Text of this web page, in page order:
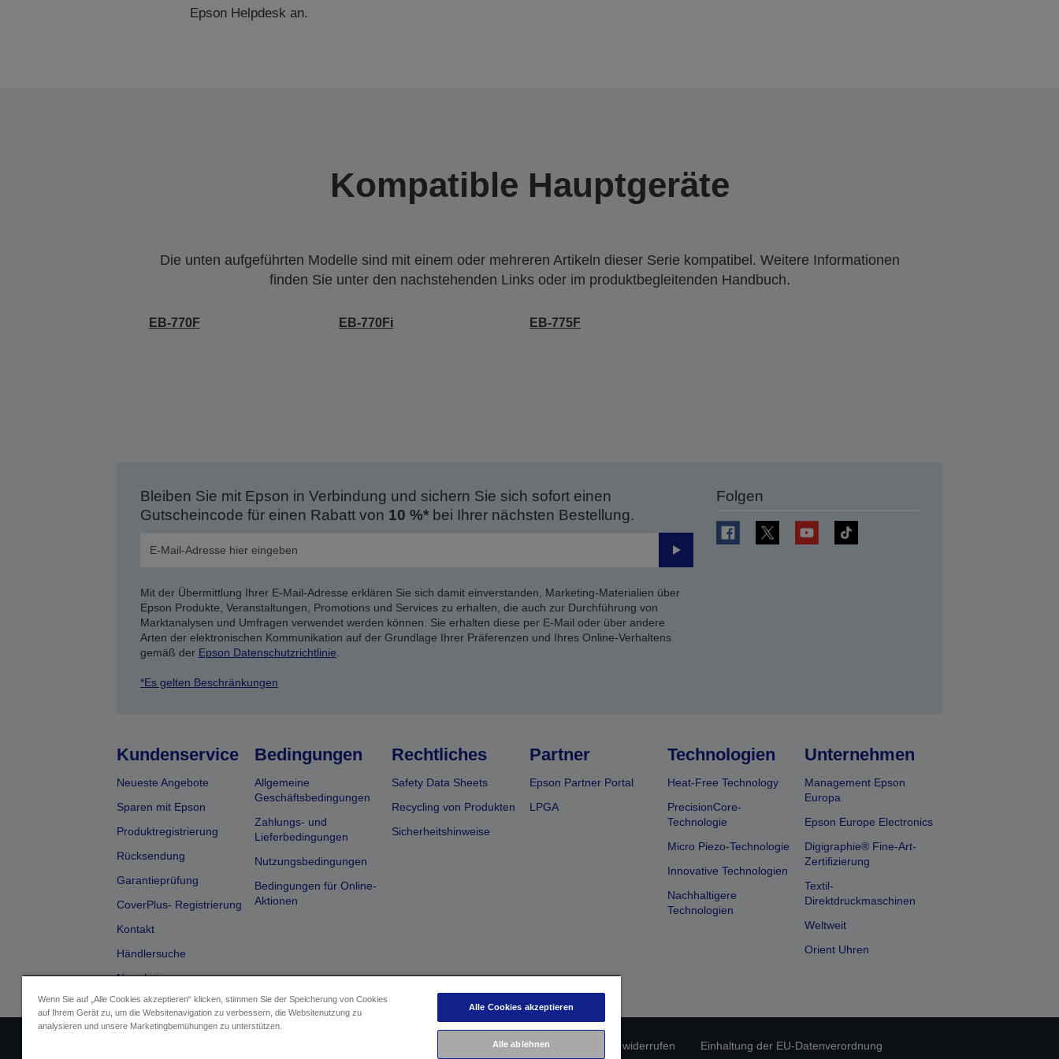
Epson Helpdesk an.
Kompatible Hauptgeräte
Die unten aufgeführten Modelle sind mit einem oder mehreren Artikeln dieser Serie kompatibel. Weitere Informationen
finden Sie unter den nachstehenden Links oder im produktbegleitenden Handbuch.
EB-770F EB-770Fi EB-775F
Bleiben Sie mit Epson in Verbindung und sichern Sie sich sofort einen
Gutscheincode für einen Rabatt von 10 %*bei Ihrer nächsten Bestellung.
Senden
Mit der Übermittlung Ihrer E-Mail-Adresse erklären Sie sich damit einverstanden, Marketing-Materialien über
Epson Produkte, Veranstaltungen, Promotions und Services zu erhalten, die auch zur Durchführung von
Marktanalysen und Umfragen verwendet werden können. Sie erhalten diese per E-Mail oder über andere
Arten der elektronischen Kommunikation auf der Grundlage Ihrer Präferenzen und Ihres Online-Verhaltens
gemäß der Epson Datenschutzrichtlinie
*Es gelten Beschränkungen
Folgen
Kundenservice
Neueste Angebote
Sparen mit Epson
Produktregistrierung
Rücksendung
Garantieprüfung
CoverPlus- Registrierung
Kontakt
Händlersuche
Newsletter
Bedingungen
Allgemeine
Geschäftsbedingungen
Zahlungs- und
Lieferbedingungen
Nutzungsbedingungen
Bedingungen für Online-
Aktionen
Rechtliches
Safety Data Sheets
Recycling von Produkten
Sicherheitshinweise
Partner
Epson Partner Portal
LPGA
Technologien
Heat-Free Technology
PrecisionCore-
Technologie
Micro Piezo-Technologie
Innovative Technologien
Nachhaltigere
Technologien
Unternehmen
Management Epson
Europa
Epson Europe Electronics
Digigraphie® Fine-Art-
Zertifizierung
Textil-
Direktdruckmaschinen
Weltweit
Orient Uhren
Datenschutzrichtlinie Vertrag widerrufen Einhaltung der EU-Datenverordnung
Wenn Sie auf „Alle Cookies akzeptieren“ klicken, stimmen Sie der Speicherung von Cookies
auf Ihrem Gerät zu, um die Websitenavigation zu verbessern, die Websitenutzung zu
analysieren und unsere Marketingbemühungen zu unterstützen.
Alle Cookies akzeptieren
Alle ablehnen